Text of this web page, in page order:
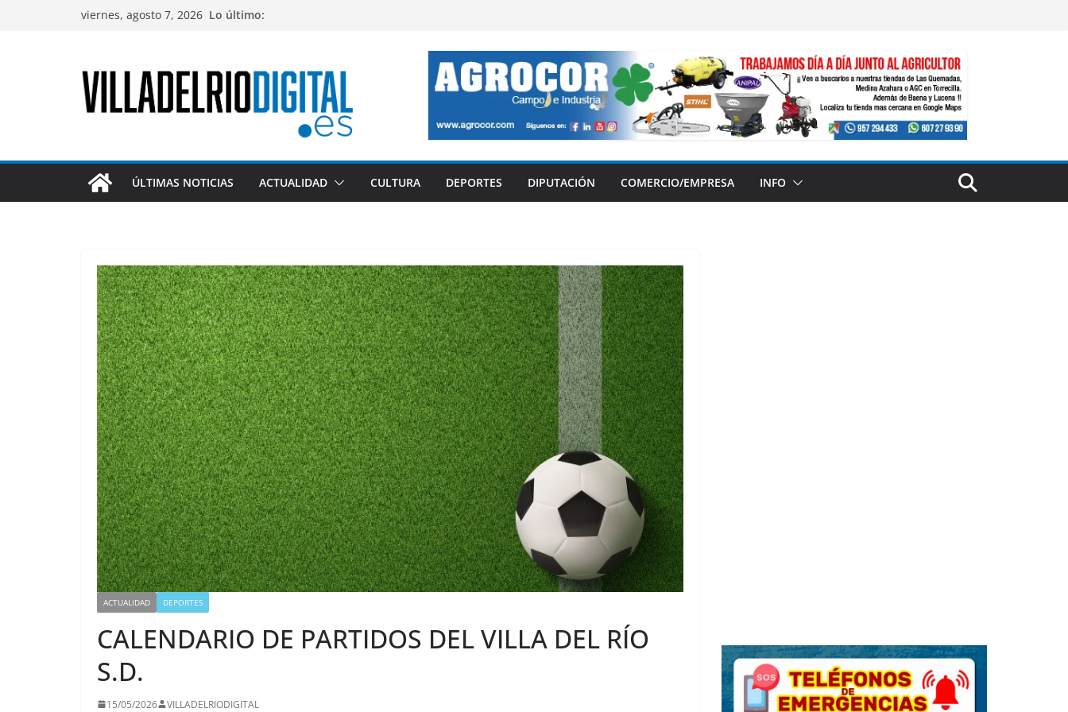
viernes, agosto 7, 2026 Lo último:
ÚLTIMAS NOTICIAS ACTUALIDAD CULTURA DEPORTES DIPUTACIÓN COMERCIO/EMPRESA INFO
ACTUALIDAD DEPORTES
CALENDARIO DE PARTIDOS DEL VILLA DEL RÍO
S.D.
15/05/2026 VILLADELRIODIGITAL